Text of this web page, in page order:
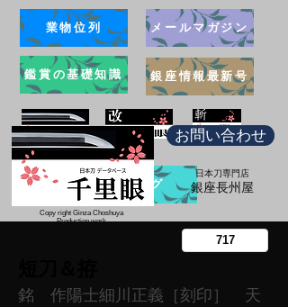
業物位列
鑑賞の基礎知識
メールマガジン
銀座情報最新号
ブログ
お問い合わせ
日本刀専門店
​銀座長州屋
Copy right Ginza Choshuya
Production work
銘 作陽士細川正義［刻印］ 天